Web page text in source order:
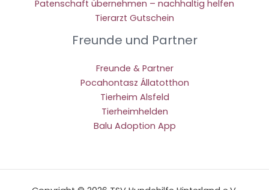
Patenschaft übernehmen – nachhaltig helfen
Tierarzt Gutschein
Freunde und Partner
Freunde & Partner
Pocahontasz Állatotthon
Tierheim Alsfeld
Tierheimhelden
Balu Adoption App